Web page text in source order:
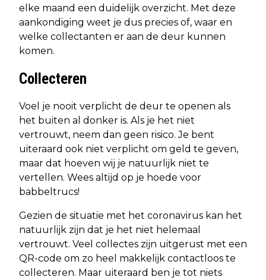
elke maand een duidelijk overzicht. Met deze
aankondiging weet je dus precies of, waar en
welke collectanten er aan de deur kunnen
komen.
Collecteren
Voel je nooit verplicht de deur te openen als
het buiten al donker is. Als je het niet
vertrouwt, neem dan geen risico. Je bent
uiteraard ook niet verplicht om geld te geven,
maar dat hoeven wij je natuurlijk niet te
vertellen. Wees altijd op je hoede voor
babbeltrucs!
Gezien de situatie met het coronavirus kan het
natuurlijk zijn dat je het niet helemaal
vertrouwt. Veel collectes zijn uitgerust met een
QR-code om zo heel makkelijk contactloos te
collecteren. Maar uiteraard ben je tot niets